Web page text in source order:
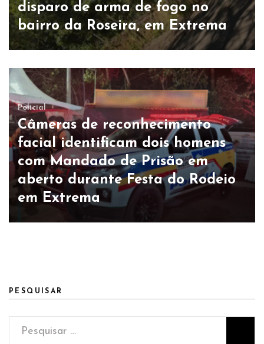
disparo de arma de fogo no
bairro da Roseira, em Extrema
Policial
Câmeras de reconhecimento
facial identificam dois homens
com Mandado de Prisão em
aberto durante Festa do Rodeio
em Extrema
PESQUISAR
Pesquisar